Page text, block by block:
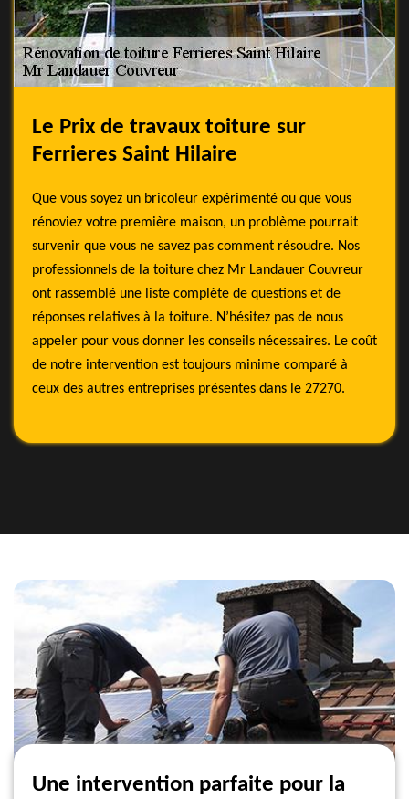
Le Prix de travaux toiture sur
Ferrieres Saint Hilaire
Que vous soyez un bricoleur expérimenté ou que vous
rénoviez votre première maison, un problème pourrait
survenir que vous ne savez pas comment résoudre. Nos
professionnels de la toiture chez Mr Landauer Couvreur
ont rassemblé une liste complète de questions et de
réponses relatives à la toiture. N’hésitez pas de nous
appeler pour vous donner les conseils nécessaires. Le coût
de notre intervention est toujours minime comparé à
ceux des autres entreprises présentes dans le 27270.
Une intervention parfaite pour la